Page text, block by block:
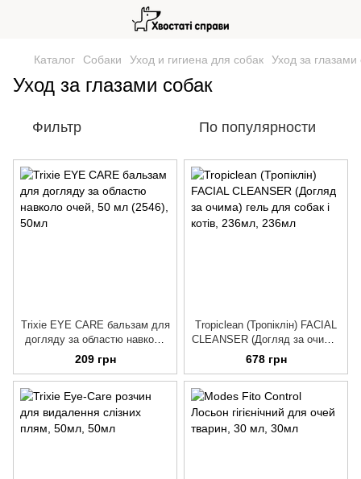
Каталог Собаки Уход и гигиена для собак Уход за глазами
Уход за глазами собак
Фильтр По популярности
Trixie EYE CARE бальзам для
догляду за областю навколо
очей, 50 мл (2546)
209 грн
Tropiclean (Тропіклін) FACIAL
CLEANSER (Догляд за очима)
гель для собак і котів, 236мл
678 грн